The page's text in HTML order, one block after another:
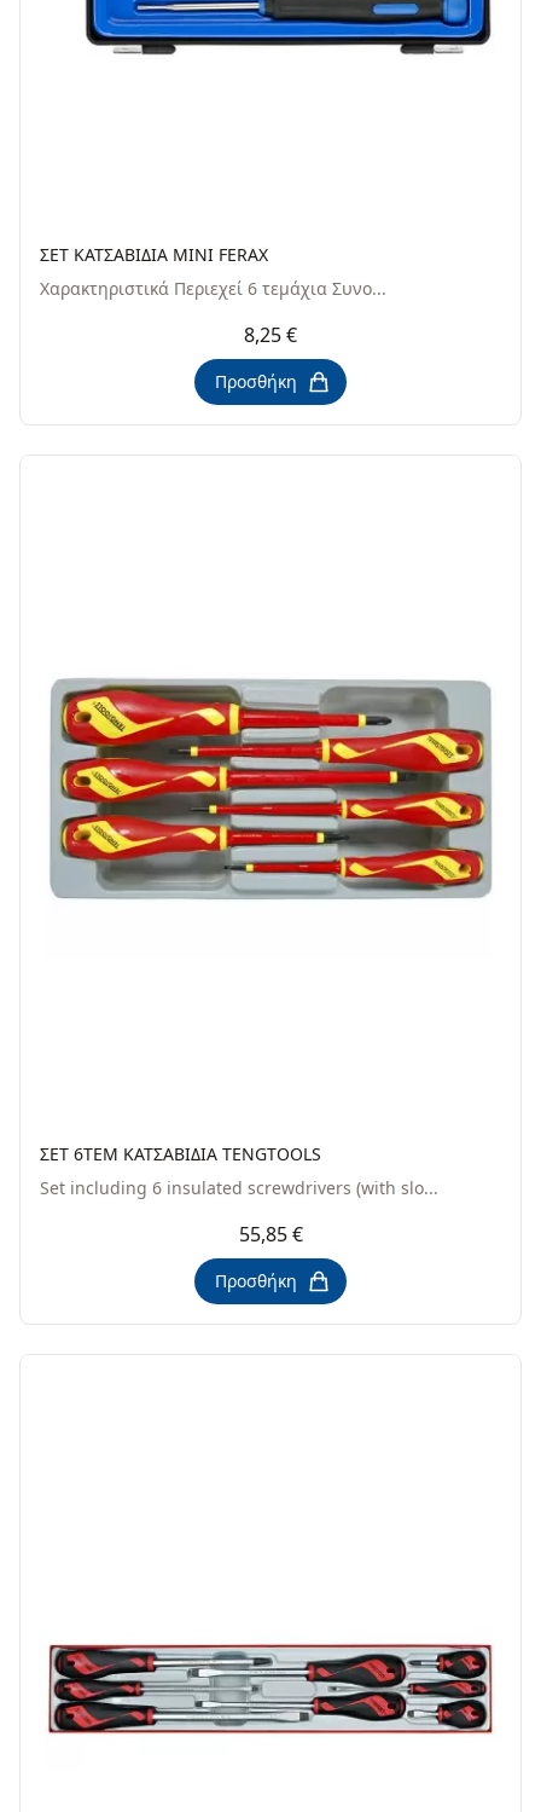
ΣΕΤ ΚΑΤΣΑΒΙΔΙΑ ΜΙΝΙ FERAX
Χαρακτηριστικά Περιεχεί 6 τεμάχια Συνο...
8,25 €
Προσθήκη
ΣΕΤ 6ΤΕΜ ΚΑΤΣΑΒΙΔΙΑ TENGTOOLS
Set including 6 insulated screwdrivers (with slo...
55,85 €
Προσθήκη